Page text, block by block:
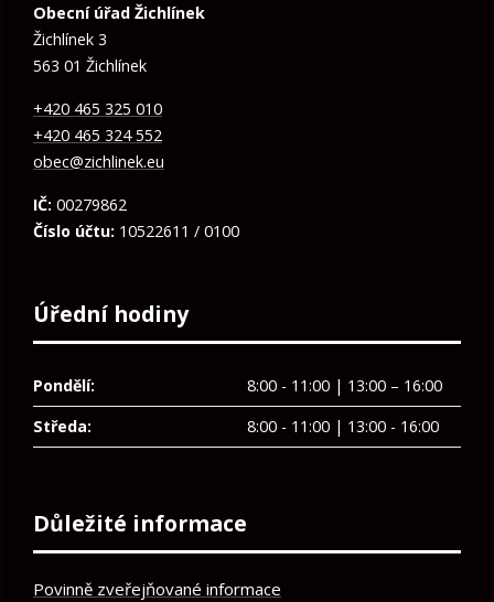
Obecní úřad Žichlínek
Žichlínek 3
563 01 Žichlínek
+420 465 325 010
+420 465 324 552
obec@zichlinek.eu
IČ: 00279862
Číslo účtu: 10522611 / 0100
Úřední hodiny
Pondělí:
8:00 - 11:00 | 13:00 – 16:00
Středa:
8:00 - 11:00 | 13:00 - 16:00
Důležité informace
Povinně zveřejňované informace